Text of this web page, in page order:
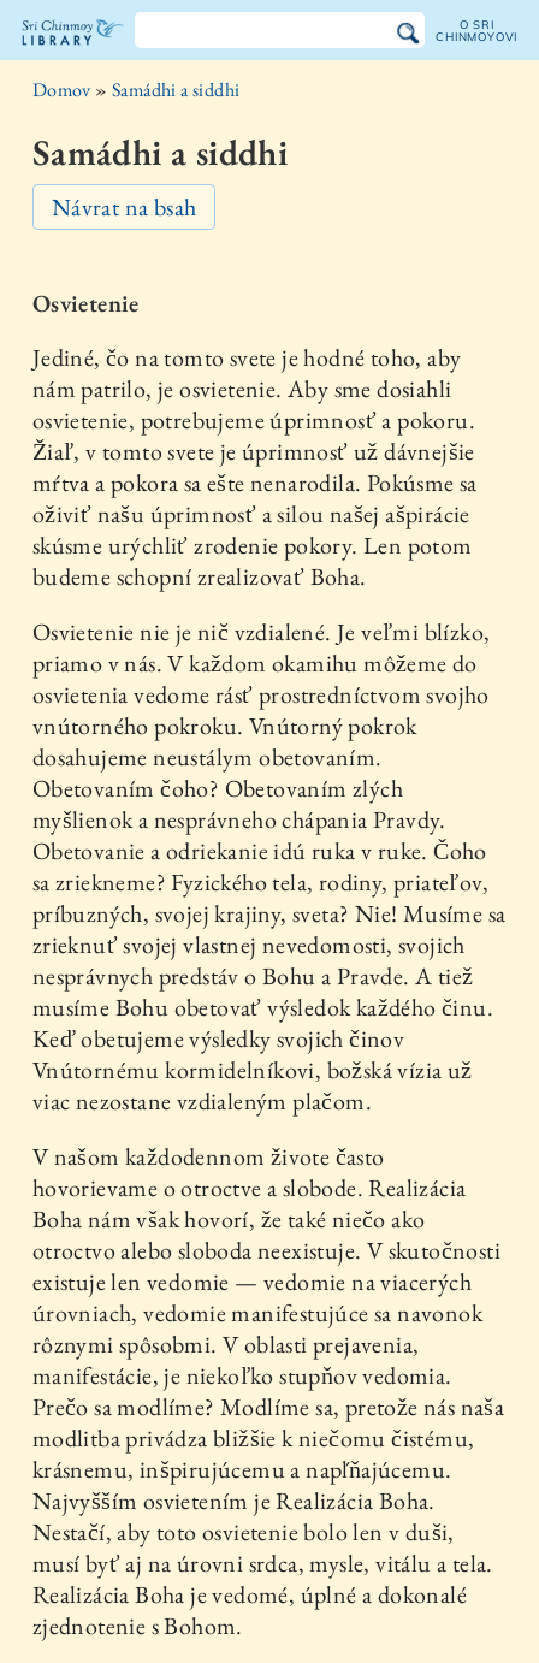
Knižnica
Sri
Chinmoya
O SRI
CHINMOYOVI
Domov »Samádhi a siddhi
Samádhi a siddhi
Návrat na bsah
Osvietenie
Jediné, čo na tomto svete je hodné toho, aby
nám patrilo, je osvietenie. Aby sme dosiahli
osvietenie, potrebujeme úprimnosť a pokoru.
Žiaľ, v tomto svete je úprimnosť už dávnejšie
mŕtva a pokora sa ešte nenarodila. Pokúsme sa
oživiť našu úprimnosť a silou našej ašpirácie
skúsme urýchliť zrodenie pokory. Len potom
budeme schopní zrealizovať Boha.
Osvietenie nie je nič vzdialené. Je veľmi blízko,
priamo v nás. V každom okamihu môžeme do
osvietenia vedome rásť prostredníctvom svojho
vnútorného pokroku. Vnútorný pokrok
dosahujeme neustálym obetovaním.
Obetovaním čoho? Obetovaním zlých
myšlienok a nesprávneho chápania Pravdy.
Obetovanie a odriekanie idú ruka v ruke. Čoho
sa zriekneme? Fyzického tela, rodiny, priateľov,
príbuzných, svojej krajiny, sveta? Nie! Musíme sa
zrieknuť svojej vlastnej nevedomosti, svojich
nesprávnych predstáv o Bohu a Pravde. A tiež
musíme Bohu obetovať výsledok každého činu.
Keď obetujeme výsledky svojich činov
Vnútornému kormidelníkovi, božská vízia už
viac nezostane vzdialeným plačom.
V našom každodennom živote často
hovorievame o otroctve a slobode. Realizácia
Boha nám však hovorí, že také niečo ako
otroctvo alebo sloboda neexistuje. V skutočnosti
existuje len vedomie — vedomie na viacerých
úrovniach, vedomie manifestujúce sa navonok
rôznymi spôsobmi. V oblasti prejavenia,
manifestácie, je niekoľko stupňov vedomia.
Prečo sa modlíme? Modlíme sa, pretože nás naša
modlitba privádza bližšie k niečomu čistému,
krásnemu, inšpirujúcemu a napĺňajúcemu.
Najvyšším osvietením je Realizácia Boha.
Nestačí, aby toto osvietenie bolo len v duši,
musí byť aj na úrovni srdca, mysle, vitálu a tela.
Realizácia Boha je vedomé, úplné a dokonalé
zjednotenie s Bohom.